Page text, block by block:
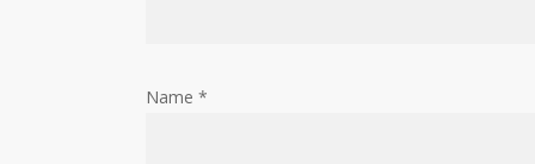
Name *